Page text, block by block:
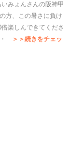
みょんさんの阪神甲
方、この暑さに負け
楽しんできてくださ
・
＞＞続きをチェッ